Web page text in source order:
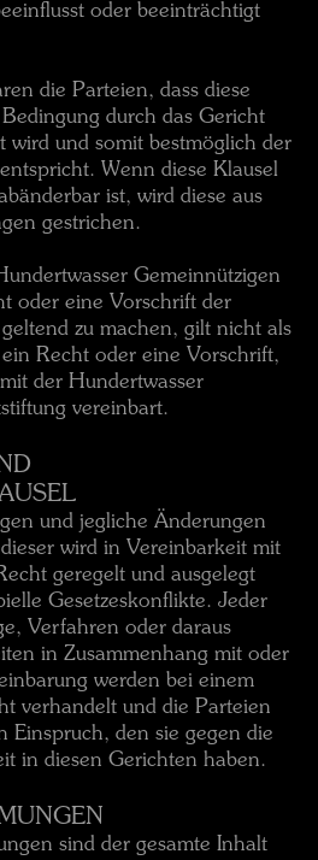
oder beeinträchtigt
die Parteien, dass diese
durch das Gericht
wird und somit bestmöglich der
Wenn diese Klausel
ist, wird diese aus
gestrichen.
Gemeinnützigen
oder eine Vorschrift der
zu machen, gilt nicht als
Recht oder eine Vorschrift,
der Hundertwasser
vereinbart.
und jegliche Änderungen
wird in Vereinbarkeit mit
geregelt und ausgelegt
Gesetzeskonflikte. Jeder
Verfahren oder daraus
in Zusammenhang mit oder
werden bei einem
verhandelt und die Parteien
Einspruch, den sie gegen die
in diesen Gerichten haben.
sind der gesamte Inhalt